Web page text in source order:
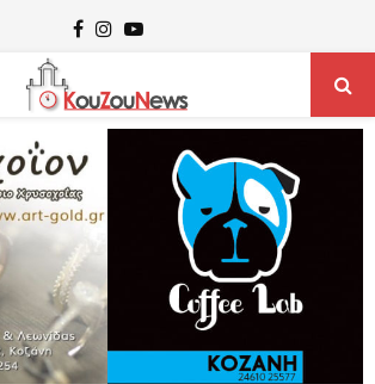
Facebook
Instagram
Youtube